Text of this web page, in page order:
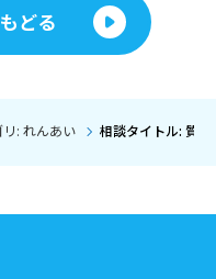
どる
リ: れんあい 相談タイトル: 質